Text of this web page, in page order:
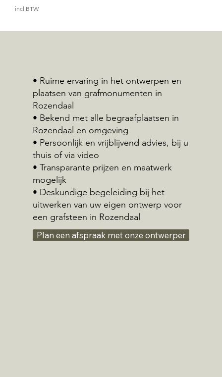
incl.BTW
• Ruime ervaring in het ontwerpen en
plaatsen van grafmonumenten in
Rozendaal
• Bekend met alle begraafplaatsen in
Rozendaal en omgeving
• Persoonlijk en vrijblijvend advies, bij u
thuis of via video
• Transparante prijzen en maatwerk
mogelijk
• Deskundige begeleiding bij het
uitwerken van uw eigen ontwerp voor
een grafsteen in Rozendaal
Plan een afspraak met onze ontwerper